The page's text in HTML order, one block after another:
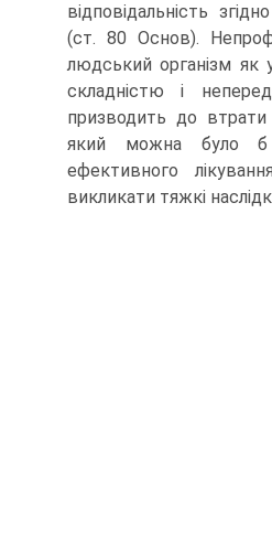
відповідальність
(ст. 80 Основ).
людський організм як
складністю і
призводить до втрати
який можна було б
ефективного
викликати тяжкі